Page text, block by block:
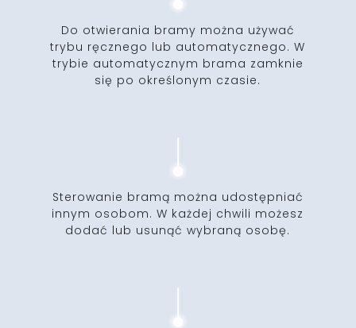
Do otwierania bramy można używać
trybu ręcznego lub automatycznego. W
trybie automatycznym brama zamknie
się po określonym czasie.
Sterowanie bramą można udostępniać
innym osobom. W każdej chwili możesz
dodać lub usunąć wybraną osobę.